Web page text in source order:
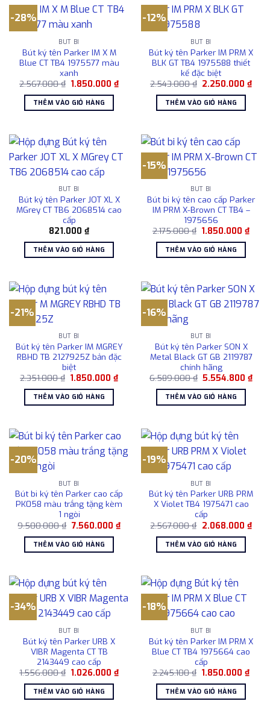
-28%
BÚT BI
Bút ký tên Parker IM X M
Blue CT TB4 1975577 màu
xanh
2.567.000₫ Giá
là:
2.567.000 ₫.
1.850.000₫Giá
hiện
1.850.000 ₫.
THÊM VÀO GIỎ HÀNG
-12%
BÚT BI
Bút ký tên Parker IM PRM X
BLK GT TB4 1975588 thiết
kế đặc biệt
2.543.000₫ Giá
là:
2.543.000 ₫.
2.250.000₫Giá
hiện
THÊM VÀO GIỎ HÀNG
BÚT BI
Bút ký tên Parker JOT XL X
MGrey CT TB6 2068514 cao
cấp
821.000 ₫
THÊM VÀO GIỎ HÀNG
-15%
BÚT BI
Bút bi ký tên cao cấp Parker
IM PRM X-Brown CT TB4 –
1975656
2.175.000₫ Giá
là:
2.175.000 ₫.
1.850.000₫Giá
hiện
THÊM VÀO GIỎ HÀNG
-21%
BÚT BI
Bút ký tên Parker IM MGREY
RBHD TB 2127925Z bản đặc
biệt
2.351.000₫ Giá
là:
2.351.000 ₫.
1.850.000₫Giá
1.850.000 ₫.
THÊM VÀO GIỎ HÀNG
-16%
BÚT BI
Bút ký tên Parker SON X
Metal Black GT GB 2119787
chính hãng
6.589.000₫ Giá
là:
6.589.000 ₫.
5.554.800₫Giá
THÊM VÀO GIỎ HÀNG
-20%
BÚT BI
Bút bi ký tên Parker cao cấp
PK058 màu trắng tặng kèm
1 ngòi
9.500.000₫ Giá
là:
9.500.000 ₫.
7.560.000 ₫Giá
hiện
7.560.000 ₫.
THÊM VÀO GIỎ HÀNG
-19%
BÚT BI
Bút ký tên Parker URB PRM
X Violet TB4 1975471 cao
cấp
2.567.000₫ Giá
là:
2.567.000 ₫.
2.068.000 ₫Giá
hiện
THÊM VÀO GIỎ HÀNG
-34%
BÚT BI
Bút ký tên Parker URB X
VIBR Magenta CT TB
2143449 cao cấp
1.556.000₫ Giá
là:
1.556.000 ₫.
1.026.000₫Giá
hiện
1.026.000 ₫.
THÊM VÀO GIỎ HÀNG
-18%
BÚT BI
Bút ký tên Parker IM PRM X
Blue CT TB4 1975664 cao
cấp
2.245.100₫ Giá
là:
2.245.100 ₫.
1.850.000₫Giá
hiện
THÊM VÀO GIỎ HÀNG